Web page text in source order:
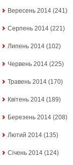
Вересень 2014 (241)
Серпень 2014 (221)
Липень 2014 (102)
Червень 2014 (225)
Травень 2014 (170)
Квітень 2014 (189)
Березень 2014 (208)
Лютий 2014 (135)
Січень 2014 (124)